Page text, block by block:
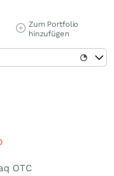
Zum Portfolio
hinzufügen
OTC